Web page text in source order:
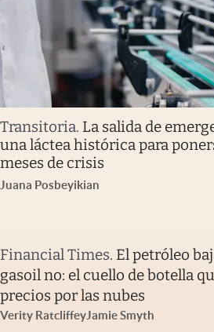
Transitoria. La salida de
una láctea histórica para
meses de crisis
Juana Posbeyikian
Financial Times. El petróleo
gasoil no: el cuello de botella
precios por las nubes
Verity RatcliffeyJamie Smyth